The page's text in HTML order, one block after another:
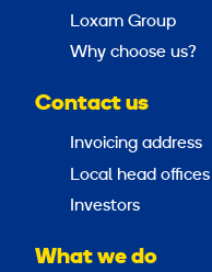
Loxam Group
Why choose us?
Contact us
Invoicing address
Local head offices
Investors
What we do